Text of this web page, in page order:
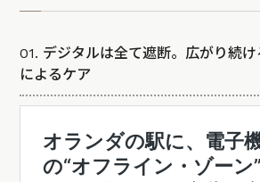
01. デジタルは全て遮断。広がり続け
によるケア